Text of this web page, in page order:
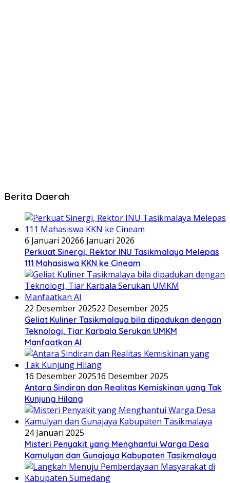
Berita Daerah
6 Januari 20266 Januari 2026
Perkuat Sinergi, Rektor INU Tasikmalaya Melepas
111 Mahasiswa KKN ke Cineam
22 Desember 202522 Desember 2025
Geliat Kuliner Tasikmalaya bila dipadukan dengan
Teknologi, Tiar Karbala Serukan UMKM
Manfaatkan AI
16 Desember 202516 Desember 2025
Antara Sindiran dan Realitas Kemiskinan yang Tak
Kunjung Hilang
24 Januari 2025
Misteri Penyakit yang Menghantui Warga Desa
Kamulyan dan Gunajaya Kabupaten Tasikmalaya